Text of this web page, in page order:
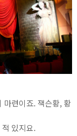
련이죠. 잭슨황, 황
있지요.